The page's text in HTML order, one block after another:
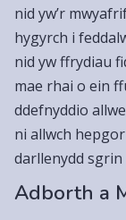
nid yw’r
hygyrch i
nid yw ffrydiau
mae rhai o ein
ddefnyddio
ni allwch
darllenydd sgrin
Adborth a